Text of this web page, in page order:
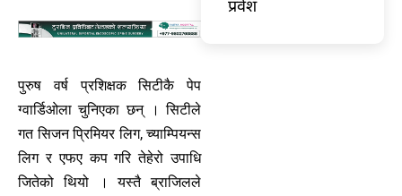
पुरुष वर्ष प्रशिक्षक सिटीकै पेप
ग्वार्डिओला चुनिएका छन् । सिटीले
गत सिजन प्रिमियर लिग, च्याम्पियन्स
लिग र एफए कप गरि तेहेरो उपाधि
जितेको थियो । यस्तै ब्राजिलले
प्रवेश